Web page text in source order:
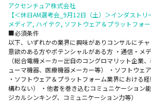
アクセンチュア株式会社
【＜休日AM選考会_9月12日（土）＞インダスト
メディア, ハイテク, ソフトウェア＆プラットフォー
■必須条件
以下、いずれかの業界に興味がありコンサルにチ
意欲のある方やポテンシャルがある方 ・通信・メ
（総合電機メーカー出自のコングロマリット企業
ューマ機器、医療機器メーカー等） ・ソフトウェ
・ソフトウェア＆プラットフォーム業界における
構わない） ・他者を巻き込むコミュニケーション
ジカルシンキング、コミュニケーション力等）